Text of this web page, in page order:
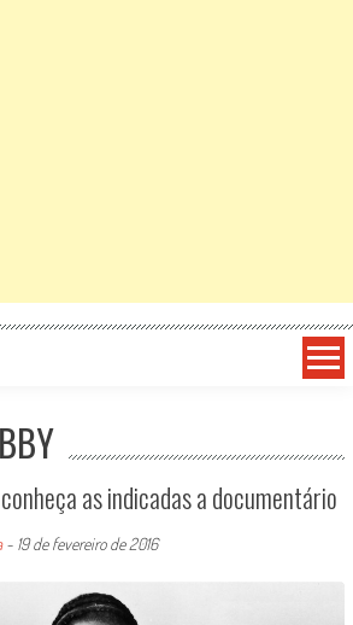
as indicadas a documentário
- 19 de fevereiro de 2016